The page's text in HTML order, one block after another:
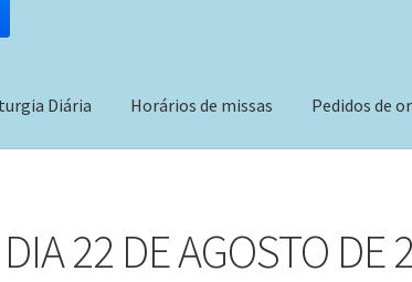
Diária Horários de missas Pedidos de
22 DE AGOSTO DE